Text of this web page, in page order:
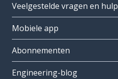
Veelgestelde vragen en hulp
Mobiele app
Abonnementen
Engineering-blog